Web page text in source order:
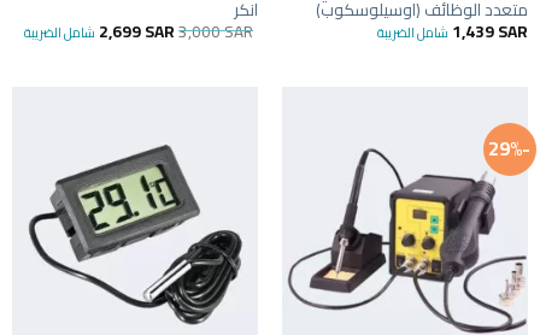
متعدد الوظائف (اوسيلوسكوب)
1,439SAR شامل الضريبة
انكر
3,000SAR
2,699SAR شامل الضريبة
-29%